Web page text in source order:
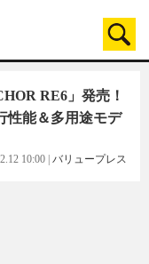
RE6」発売！
性能＆多用途モデ
10:00 バリュープレス